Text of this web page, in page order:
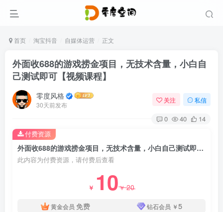
首页 淘宝抖音 自媒体运营 正文
外面收688的游戏捞金项目，无技术含量，小白自
己测试即可【视频课程】
零度风格
30天前发布
关注 私信
0 40 14
外面收688的游戏捞金项目，无技术含量，小白自己测试即可【视频课程】
此内容为付费资源，请付费后查看
￥ 10￥20
黄金会员 免费 钻石会员 ￥5
付费资源